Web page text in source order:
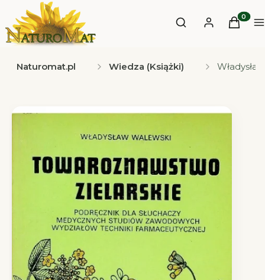
Otwórz
Szukaj Zaloguj sięKoszyk
Naturomat.pl Wiedza (Książki)